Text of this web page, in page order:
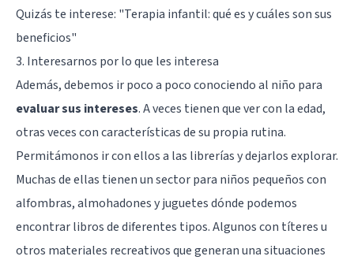
Quizás te interese: "Terapia infantil: qué es y cuáles son sus
beneficios"
3. Interesarnos por lo que les interesa
Además, debemos ir poco a poco conociendo al niño para
evaluar sus intereses. A veces tienen que ver con la edad,
otras veces con características de su propia rutina.
Permitámonos ir con ellos a las librerías y dejarlos explorar.
Muchas de ellas tienen un sector para niños pequeños con
alfombras, almohadones y juguetes dónde podemos
encontrar libros de diferentes tipos. Algunos con títeres u
otros materiales recreativos que generan una situaciones